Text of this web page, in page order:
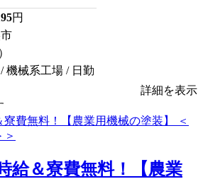
円
機械系工場 / 日勤
詳細を表示
給＆寮費無料！【農業